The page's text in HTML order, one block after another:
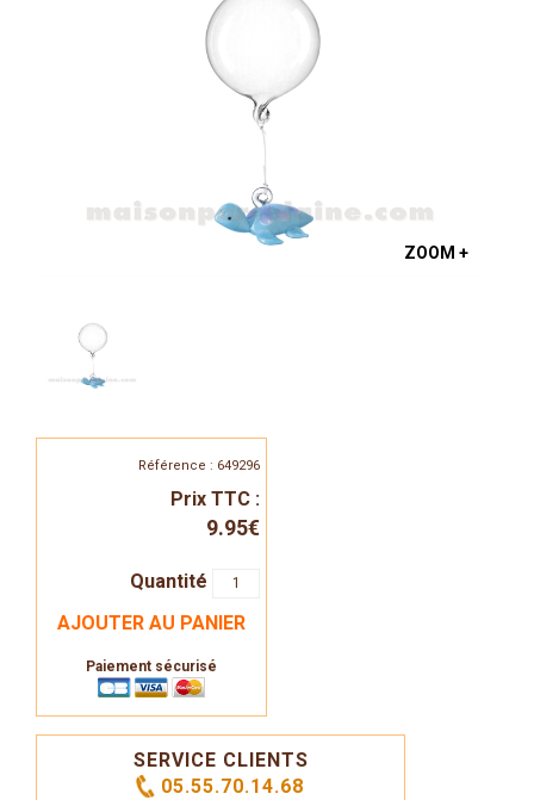
ZOOM +
Référence : 649296
Prix TTC :
9.95€
Quantité
AJOUTER AU PANIER
Paiement sécurisé
SERVICE CLIENTS
05.55.70.14.68